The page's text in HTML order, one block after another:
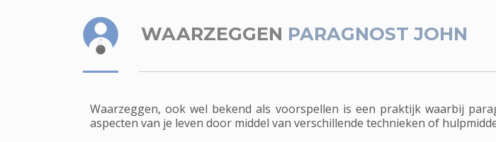
WAARZEGGEN PARAGNOST JOHN
Waarzeggen, ook wel bekend als voorspellen is een praktijk waarbij
aspecten van je leven door middel van verschillende technieken of